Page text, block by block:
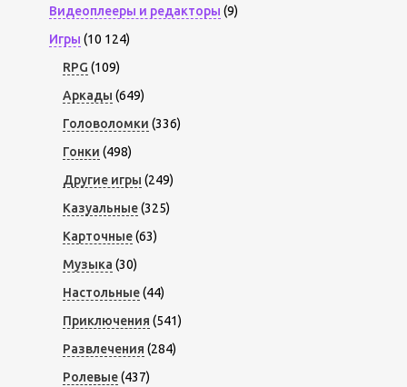
Видеоплееры и редакторы (9)
Игры (10 124)
RPG (109)
Аркады (649)
Головоломки (336)
Гонки (498)
Другие игры (249)
Казуальные(325)
Карточные(63)
Музыка (30)
Настольные(44)
Приключения (541)
Развлечения (284)
Ролевые(437)